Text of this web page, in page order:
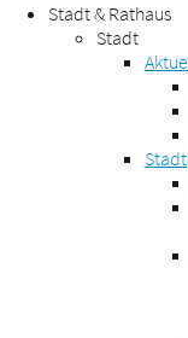
Stadt & Rathaus
Stadt